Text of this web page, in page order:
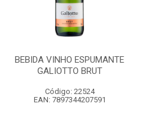
BEBIDA VINHO ESPUMANTE
GALIOTTO BRUT
Código: 22524
EAN: 7897344207591